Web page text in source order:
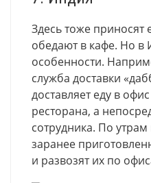
Здесь тоже приносят
обедают в кафе. Но в
особенности.
служба доставки
доставляет еду в
ресторана, а
сотрудника. По
заранее
и развозят их по